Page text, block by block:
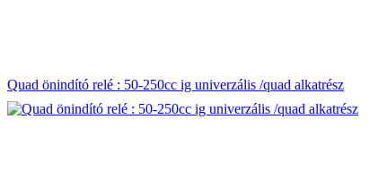
Quad önindító relé : 50-250cc ig univerzális /quad alkatrész